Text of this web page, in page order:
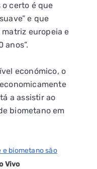
certo é que
e que
europeia e
anos”.
económico, o
a assistir ao
biometano em
e biometano são
Vivo